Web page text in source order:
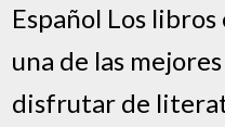
Español Los
una de las
disfrutar de